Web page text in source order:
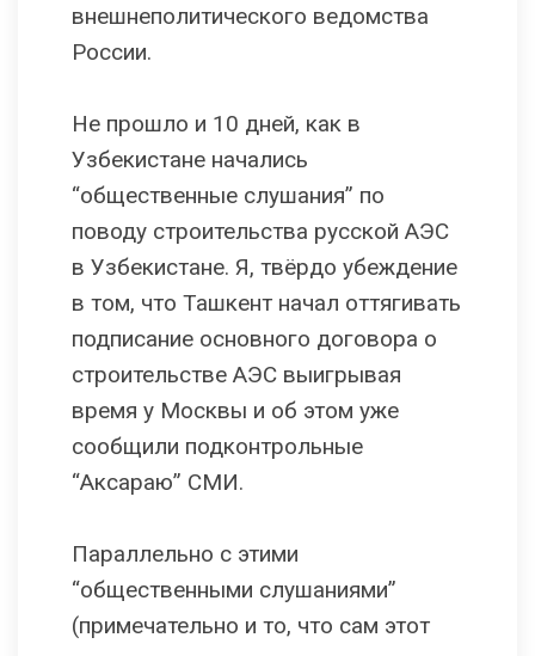
внешнеполитического ведомства
России.
Не прошло и 10 дней, как в
Узбекистане начались
“общественные слушания” по
поводу строительства русской АЭС
в Узбекистане. Я, твёрдо убеждение
в том, что Ташкент начал оттягивать
подписание основного договора о
строительстве АЭС выигрывая
время у Москвы и об этом уже
сообщили подконтрольные
“Аксараю” СМИ.
Параллельно с этими
“общественными слушаниями”
(примечательно и то, что сам этот